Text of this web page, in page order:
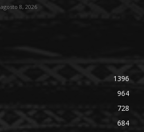
agosto 8, 2026
1396
964
728
684